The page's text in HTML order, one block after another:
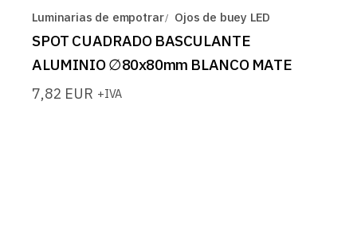
Luminarias de empotrar Ojos de buey LED
SPOT CUADRADO BASCULANTE
ALUMINIO ∅80x80mm BLANCO MATE
7,82 EUR +IVA